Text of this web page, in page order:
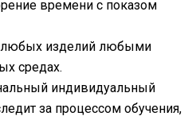
времени с показом
любых изделий любыми
средах.
индивидуальный
за процессом обучения,